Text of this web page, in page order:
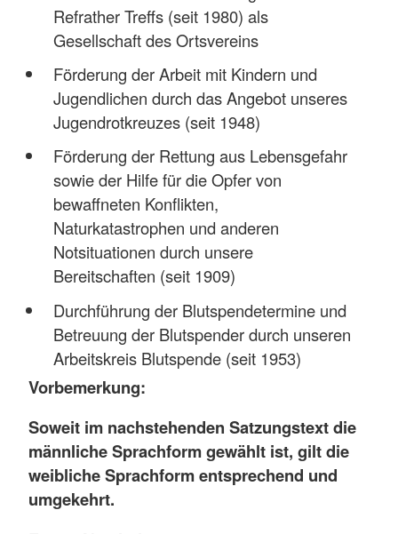
Refrather Treffs (seit 1980) als
Gesellschaft des Ortsvereins
Förderung der Arbeit mit Kindern und
Jugendlichen durch das Angebot unseres
Jugendrotkreuzes (seit 1948)
Förderung der Rettung aus Lebensgefahr
sowie der Hilfe für die Opfer von
bewaffneten Konflikten,
Naturkatastrophen und anderen
Notsituationen durch unsere
Bereitschaften (seit 1909)
Durchführung der Blutspendetermine und
Betreuung der Blutspender durch unseren
Arbeitskreis Blutspende (seit 1953)
Vorbemerkung:
Soweit im nachstehenden Satzungstext die
männliche Sprachform gewählt ist, gilt die
weibliche Sprachform entsprechend und
umgekehrt.